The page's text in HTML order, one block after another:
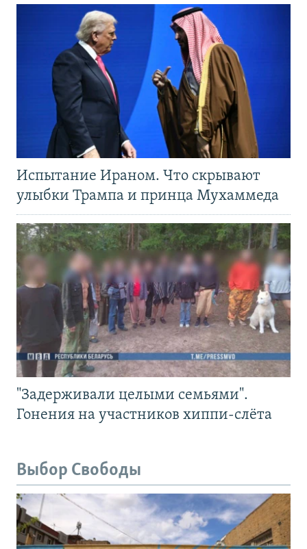
Испытание Ираном. Что скрывают
улыбки Трампа и принца Мухаммеда
"Задерживали целыми семьями".
Гонения на участников хиппи-слёта
Выбор Свободы